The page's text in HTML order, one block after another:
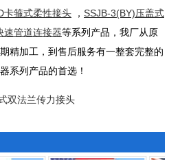
卡箍式柔性接头 ， SSJB-3(BY)压盖式
速管道连接器等系列产品，我厂从原
精加工，到售后服务有一整套完整的
系列产品的首选！
双法兰传力接头